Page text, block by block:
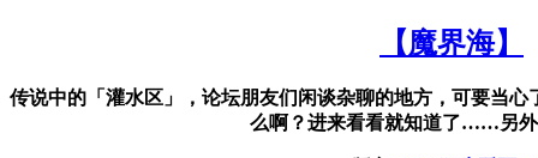
【魔界海】
传说中的「灌水区」，论坛朋友们闲谈杂聊的地方，可要当
么啊？进来看看就知道了……另